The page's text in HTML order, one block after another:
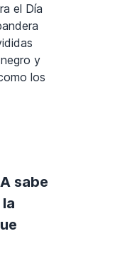
el Día
y
los
sabe